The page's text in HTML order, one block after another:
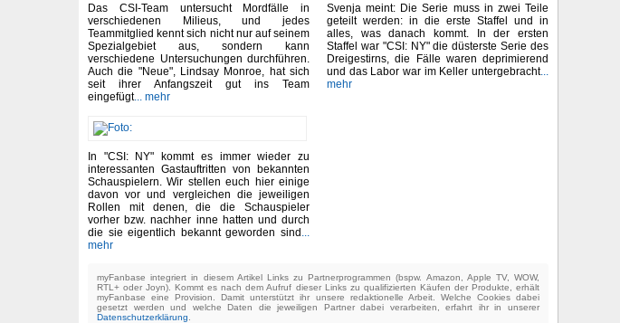
Das CSI-Team untersucht Mordfälle in
verschiedenen Milieus, und jedes
Teammitglied kennt sich nicht nur auf seinem
Spezialgebiet aus, sondern kann
verschiedene Untersuchungen durchführen.
Auch die "Neue", Lindsay Monroe, hat sich
seit ihrer Anfangszeit gut ins Team
eingefügt... mehr
Svenja meint: Die Serie muss in zwei Teile
geteilt werden: in die erste Staffel und in
alles, was danach kommt. In der ersten
Staffel war "CSI: NY" die düsterste Serie des
Dreigestirns, die Fälle waren deprimierend
und das Labor war im Keller untergebracht...
mehr
In "CSI: NY" kommt es immer wieder zu
interessanten Gastauftritten von bekannten
Schauspielern. Wir stellen euch hier einige
davon vor und vergleichen die jeweiligen
Rollen mit denen, die die Schauspieler
vorher bzw. nachher inne hatten und durch
die sie eigentlich bekannt geworden sind ...
mehr
myFanbase integriert in diesem Artikel Links zu Partnerprogrammen (bspw. Amazon, Apple TV, WOW,
RTL+ oder Joyn). Kommt es nach dem Aufruf dieser Links zu qualifizierten Käufen der Produkte, erhält
myFanbase eine Provision. Damit unterstützt ihr unsere redaktionelle Arbeit. Welche Cookies dabei
gesetzt werden und welche Daten die jeweiligen Partner dabei verarbeiten, erfahrt ihr in unserer
Datenschutzerklärung